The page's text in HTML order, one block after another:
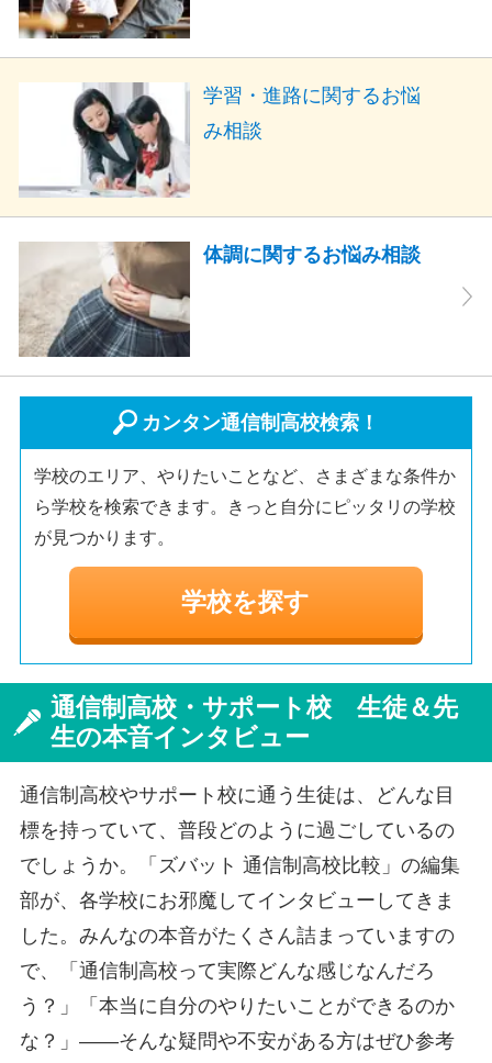
学習・進路に関するお悩
み相談
体調に関するお悩み相談
カンタン通信制高校検索！
学校のエリア、やりたいことなど、さまざまな条件か
ら学校を検索できます。きっと自分にピッタリの学校
が見つかります。
学校を探す
通信制高校・サポート校 生徒＆先
生の本音インタビュー
通信制高校やサポート校に通う生徒は、どんな目
標を持っていて、普段どのように過ごしているの
でしょうか。「ズバット 通信制高校比較」の編集
部が、各学校にお邪魔してインタビューしてきま
した。みんなの本音がたくさん詰まっていますの
で、「通信制高校って実際どんな感じなんだろ
う？」「本当に自分のやりたいことができるのか
な？」――そんな疑問や不安がある方はぜひ参考